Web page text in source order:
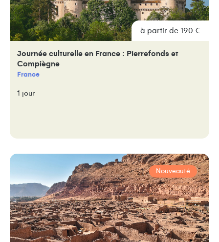
à partir de 190 €
Journée culturelle en France : Pierrefonds et
Compiègne
France
1 jour
Nouveauté